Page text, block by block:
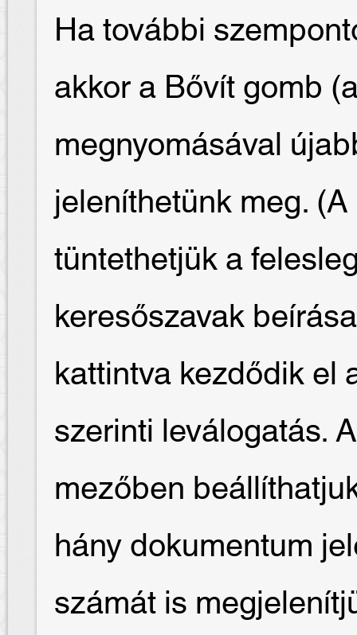
Ha további
akkor a Bővít gomb
megnyomásával
jeleníthetünk meg.
tüntethetjük a
keresőszavak
kattintva kezdődik el
szerinti leválogatás.
mezőben
hány dokumentum
számát is